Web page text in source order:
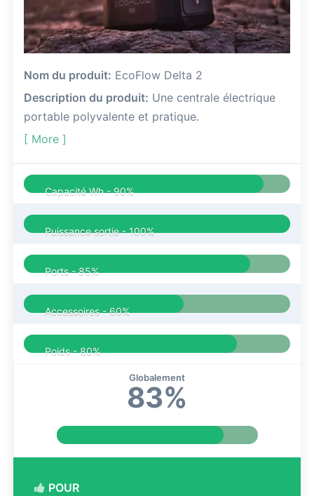
Nom du produit: EcoFlow Delta 2
Description du produit: Une centrale électrique
portable polyvalente et pratique.
[ More ]
Capacité Wh -90%
Puissance sortie -100%
Ports -85%
Accessoires -60%
Poids -80%
Globalement
83%
POUR